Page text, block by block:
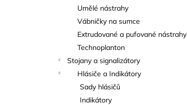
Umělé nástrahy
Vábničky na sumce
Extrudované a pufované nástrahy
Technoplanton
Stojany a signalizátory
Hlásiče a Indikátory
Sady hlásičů
Indikátory